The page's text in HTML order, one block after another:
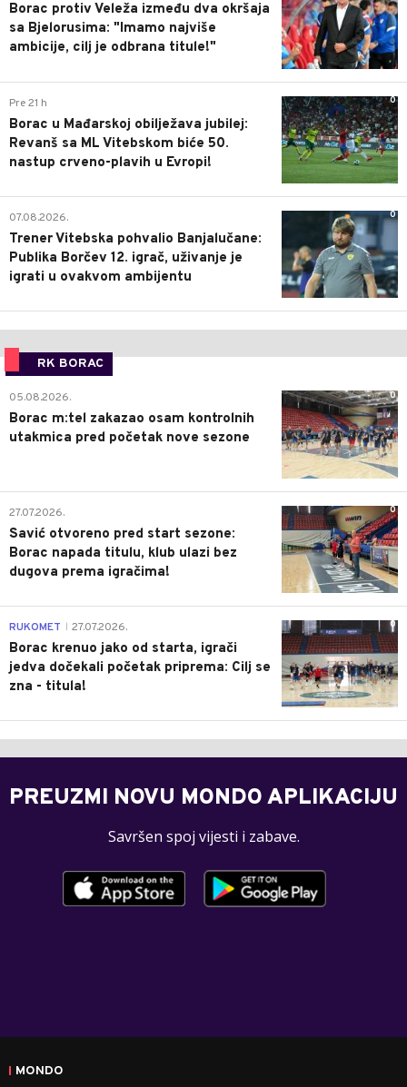
Borac protiv Veleža između dva okršaja
sa Bjelorusima: "Imamo najviše
ambicije, cilj je odbrana titule!"
0
Pre 21 h
Borac u Mađarskoj obilježava jubilej:
Revanš sa ML Vitebskom biće 50.
nastup crveno-plavih u Evropi!
0
07.08.2026.
Trener Vitebska pohvalio Banjalučane:
Publika Borčev 12. igrač, uživanje je
igrati u ovakvom ambijentu
RK BORAC
0
05.08.2026.
Borac m:tel zakazao osam kontrolnih
utakmica pred početak nove sezone
0
27.07.2026.
Savić otvoreno pred start sezone:
Borac napada titulu, klub ulazi bez
dugova prema igračima!
0
RUKOMET 27.07.2026.
Borac krenuo jako od starta, igrači
jedva dočekali početak priprema: Cilj se
zna - titula!
PREUZMI NOVU MONDO APLIKACIJU
Savršen spoj vijesti i zabave.
MONDO